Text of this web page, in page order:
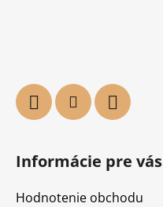
Informácie pre vás
Hodnotenie obchodu